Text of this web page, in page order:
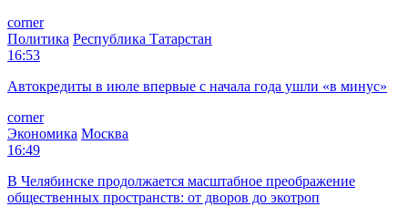
corner
Политика Республика Татарстан
16:53
Автокредиты в июле впервые с начала года ушли «в минус»
corner
Экономика Москва
16:49
В Челябинске продолжается масштабное преображение
общественных пространств: от дворов до экотроп